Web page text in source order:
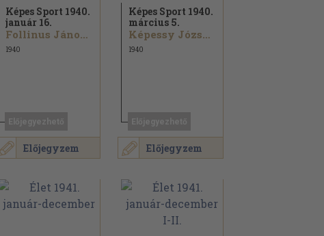
Előjegyzem
Képes Sport 1940.
január 16.
Follinus János...
1940
Előjegyzem
Képes Sport 1940.
március 5.
Képessy József...
1940